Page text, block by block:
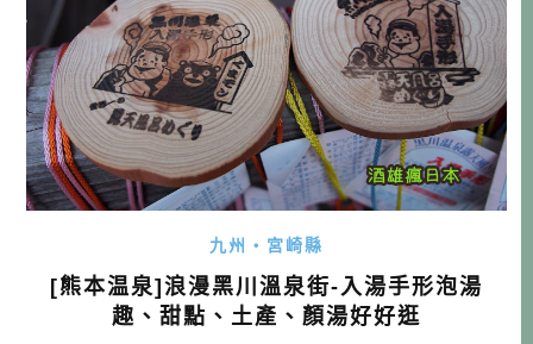
九州・宮崎縣
[熊本温泉]浪漫黑川溫泉街-入湯手形泡湯
趣、甜點、土產、顏湯好好逛